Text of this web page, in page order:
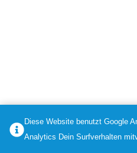
Diese Website benutzt Google
Analytics Dein Surfverhalten